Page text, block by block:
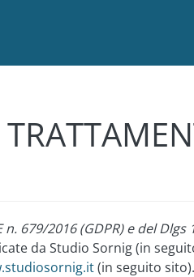
679/2016 (GDPR) e del
da Studio Sornig (in
(in seguito sito).